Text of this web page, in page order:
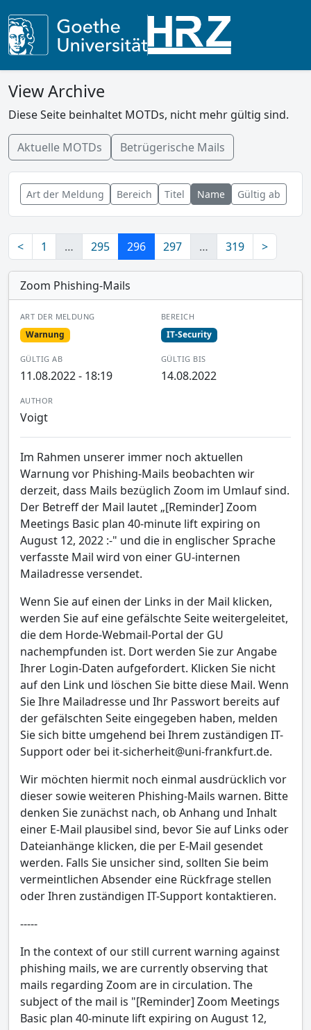
View Archive
Diese Seite beinhaltet MOTDs, nicht mehr gültig sind.
Aktuelle MOTDs Betrügerische Mails
Art der Meldung Bereich Titel Name Gültig ab
< 1 … 295 296 297 … 319 >
Zoom Phishing-Mails
ART DER MELDUNG
Warnung
BEREICH
IT-Security
GÜLTIG AB
11.08.2022 - 18:19
GÜLTIG BIS
14.08.2022
AUTHOR
Voigt
Im Rahmen unserer immer noch aktuellen
Warnung vor Phishing-Mails beobachten wir
derzeit, dass Mails bezüglich Zoom im Umlauf sind.
Der Betreff der Mail lautet „[Reminder] Zoom
Meetings Basic plan 40-minute lift expiring on
August 12, 2022 :-" und die in englischer Sprache
verfasste Mail wird von einer GU-internen
Mailadresse versendet.
Wenn Sie auf einen der Links in der Mail klicken,
werden Sie auf eine gefälschte Seite weitergeleitet,
die dem Horde-Webmail-Portal der GU
nachempfunden ist. Dort werden Sie zur Angabe
Ihrer Login-Daten aufgefordert. Klicken Sie nicht
auf den Link und löschen Sie bitte diese Mail. Wenn
Sie Ihre Mailadresse und Ihr Passwort bereits auf
der gefälschten Seite eingegeben haben, melden
Sie sich bitte umgehend bei Ihrem zuständigen IT-
Support oder bei it-sicherheit@uni-frankfurt.de.
Wir möchten hiermit noch einmal ausdrücklich vor
dieser sowie weiteren Phishing-Mails warnen. Bitte
denken Sie zunächst nach, ob Anhang und Inhalt
einer E-Mail plausibel sind, bevor Sie auf Links oder
Dateianhänge klicken, die per E-Mail gesendet
werden. Falls Sie unsicher sind, sollten Sie beim
vermeintlichen Absender eine Rückfrage stellen
oder Ihren zuständigen IT-Support kontaktieren.
-----
In the context of our still current warning against
phishing mails, we are currently observing that
mails regarding Zoom are in circulation. The
subject of the mail is "[Reminder] Zoom Meetings
Basic plan 40-minute lift expiring on August 12,